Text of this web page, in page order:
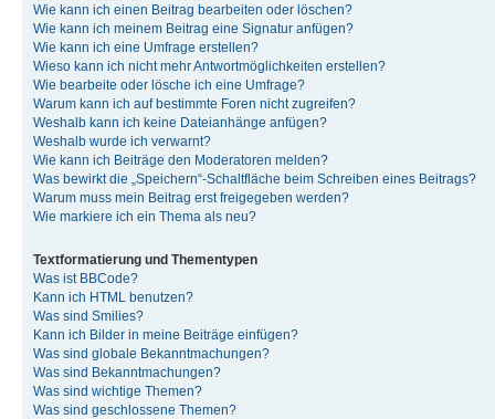
Wie kann ich einen Beitrag bearbeiten oder löschen?
Wie kann ich meinem Beitrag eine Signatur anfügen?
Wie kann ich eine Umfrage erstellen?
Wieso kann ich nicht mehr Antwortmöglichkeiten erstellen?
Wie bearbeite oder lösche ich eine Umfrage?
Warum kann ich auf bestimmte Foren nicht zugreifen?
Weshalb kann ich keine Dateianhänge anfügen?
Weshalb wurde ich verwarnt?
Wie kann ich Beiträge den Moderatoren melden?
Was bewirkt die „Speichern“-Schaltfläche beim Schreiben eines Beitrags?
Warum muss mein Beitrag erst freigegeben werden?
Wie markiere ich ein Thema als neu?
Textformatierung und Thementypen
Was ist BBCode?
Kann ich HTML benutzen?
Was sind Smilies?
Kann ich Bilder in meine Beiträge einfügen?
Was sind globale Bekanntmachungen?
Was sind Bekanntmachungen?
Was sind wichtige Themen?
Was sind geschlossene Themen?